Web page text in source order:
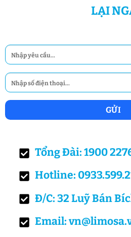
LẠI
Tổng Đài: 1900
Hotline:
Đ/C: 32 Luỹ Bán
Email: